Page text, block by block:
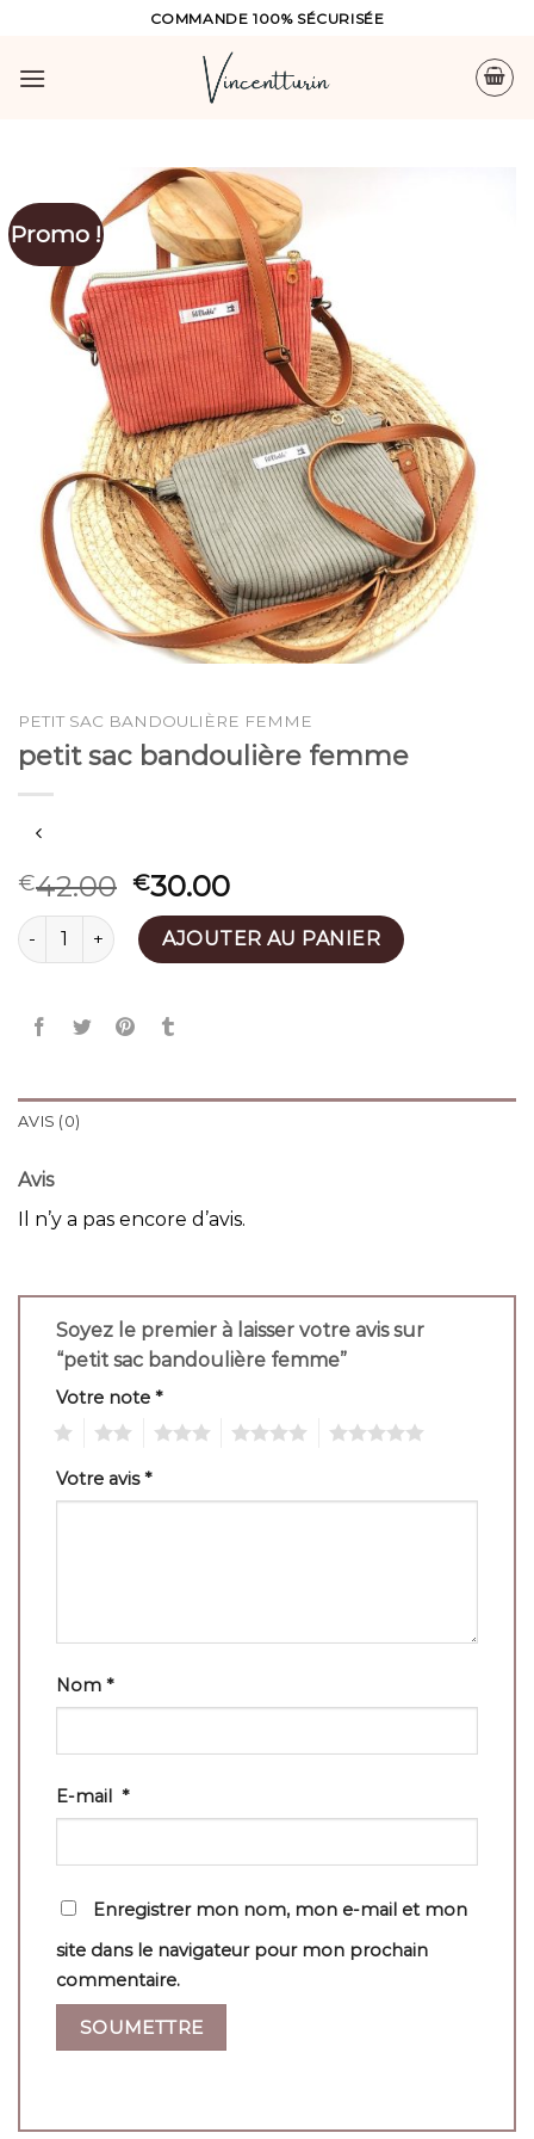
content
COMMANDE 100% SÉCURISÉE
Promo !
PETIT SAC BANDOULIÈRE FEMME
petit sac bandoulière femme
€42.00 €30.00
quantité de petit sac bandoulière femme
AJOUTER AU PANIER
AVIS (0)
Avis
Il n’y a pas encore d’avis.
Soyez le premier à laisser votre avis sur
“petit sac bandoulière femme”
Votre note *
Votre avis*
Nom *
E-mail *
Enregistrer mon nom, mon e-mail et mon
site dans le navigateur pour mon prochain
commentaire.